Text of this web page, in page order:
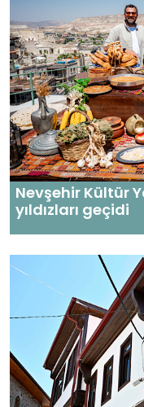
Nevşehir Kültür
yıldızları geçidi